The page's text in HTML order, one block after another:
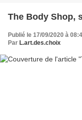
The Body Shop,
Publié le 17/09/2020 à
Par L.art.des.choix